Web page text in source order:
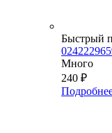
Быстрый
Много
240 ₽